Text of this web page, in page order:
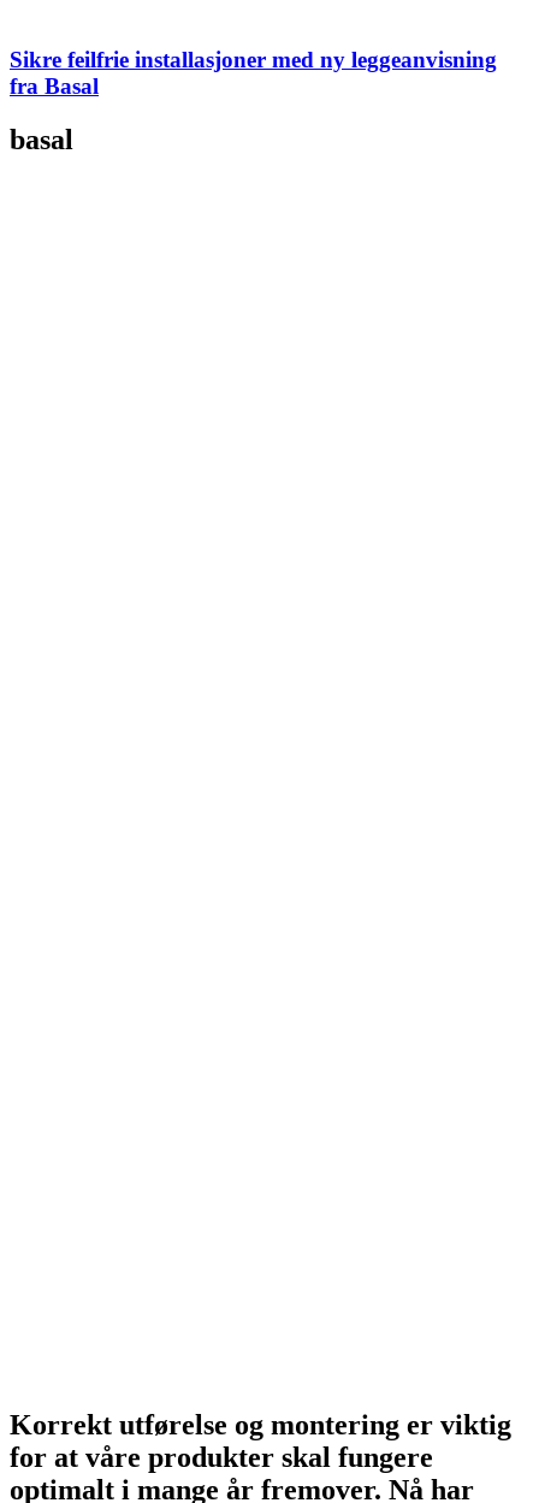
Sikre feilfrie installasjoner med ny leggeanvisning
fra Basal
basal
Korrekt utførelse og montering er viktig
for at våre produkter skal fungere
optimalt i mange år fremover. Nå har